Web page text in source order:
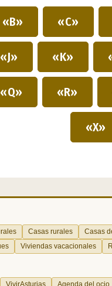
«B» «C»
«J» «K»
«Q» «R»
«X»